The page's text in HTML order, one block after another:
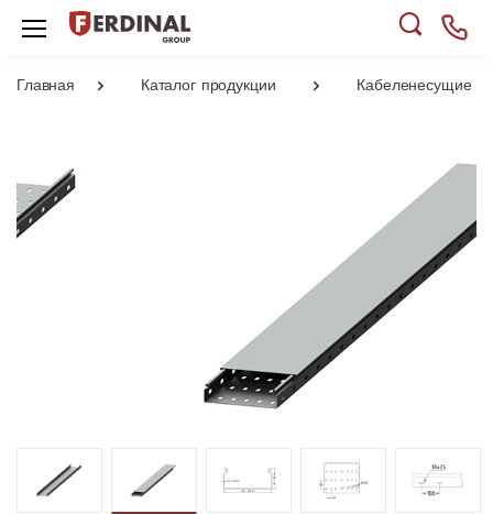
Главная Каталог продукции Кабеленесущие